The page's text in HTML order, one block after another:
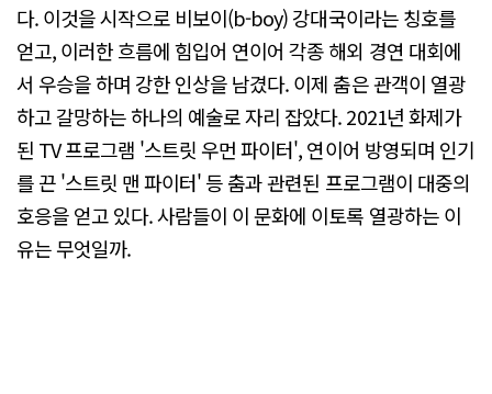
다. 이것을 시작으로 비보이(b-boy) 강대국이라는 칭호를
얻고, 이러한 흐름에 힘입어 연이어 각종 해외 경연 대회에
서 우승을 하며 강한 인상을 남겼다. 이제 춤은 관객이 열광
하고 갈망하는 하나의 예술로 자리 잡았다. 2021년 화제가
된 TV 프로그램 '스트릿 우먼 파이터', 연이어 방영되며 인기
를 끈 '스트릿 맨 파이터' 등 춤과 관련된 프로그램이 대중의
호응을 얻고 있다. 사람들이 이 문화에 이토록 열광하는 이
유는 무엇일까.